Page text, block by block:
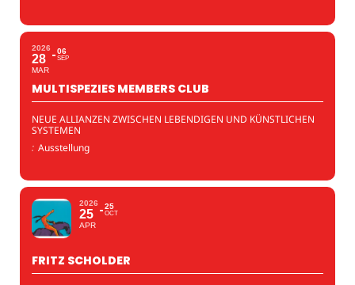
2026
28
MAR
06
SEP
MULTISPEZIES MEMBERS CLUB
NEUE ALLIANZEN ZWISCHEN LEBENDIGEN UND KÜNSTLICHEN
SYSTEMEN
: Ausstellung
2026
25
APR
25
OCT
FRITZ SCHOLDER